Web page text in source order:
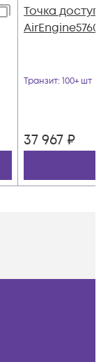
Точка
Транзит: 100+ шт
37 967 ₽